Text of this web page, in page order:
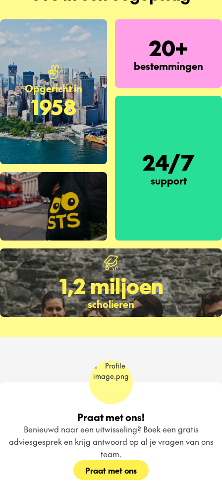
Opgericht in
1958
20+
bestemmingen
24/7
support
1,2 miljoen
scholieren
Praat met ons!
Benieuwd naar een uitwisseling? Boek een gratis
adviesgesprek en krijg antwoord op al je vragen van ons
team.
Praat met ons